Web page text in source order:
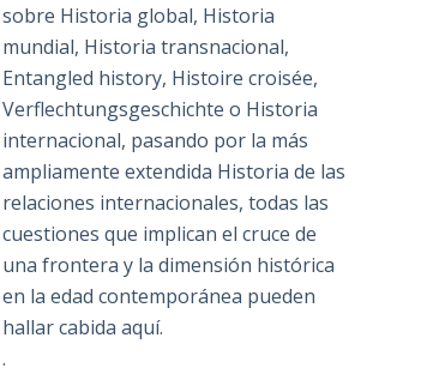
sobre Historia global, Historia
mundial, Historia transnacional,
Entangled history, Histoire croisée,
Verflechtungsgeschichte o Historia
internacional, pasando por la más
ampliamente extendida Historia de las
relaciones internacionales, todas las
cuestiones que implican el cruce de
una frontera y la dimensión histórica
en la edad contemporánea pueden
hallar cabida aquí.
.